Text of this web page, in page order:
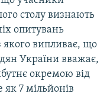
столу визнають
опитувань
якого випливає, що
України вважає,
окремою від
7 мільйонів